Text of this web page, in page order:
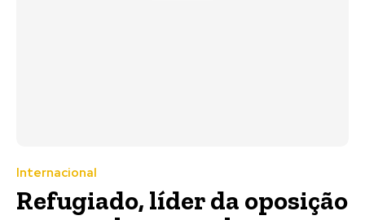
Internacional
Refugiado, líder da oposição